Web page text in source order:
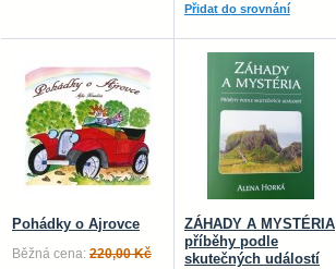
Přidat do srovnání
Pohádky o Ajrovce
Běžná cena: 220,00 Kč
ZÁHADY A MYSTÉRIA
příběhy podle
skutečných událostí